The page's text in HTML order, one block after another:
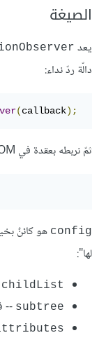
الصيغة
يعد
دالّة ردّ نداء:
(callback);
ثمّ نربطه بعقدة في DOM:
config هو كائنٌ
لها":
childList
subtree
--